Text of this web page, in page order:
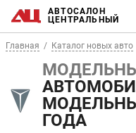
АВТОСАЛОН
ЦЕНТРАЛЬНЫЙ
Главная Каталог новых авто
ГОДА